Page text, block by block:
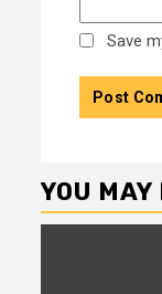
Save
YOU